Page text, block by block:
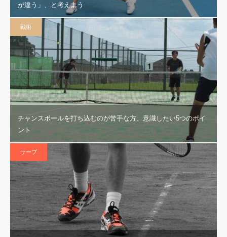
が違う」、と考えよう
戦術
チャンスボールを打ち込むのが苦手な方、意識したい5つのポイ
ント
サーブ